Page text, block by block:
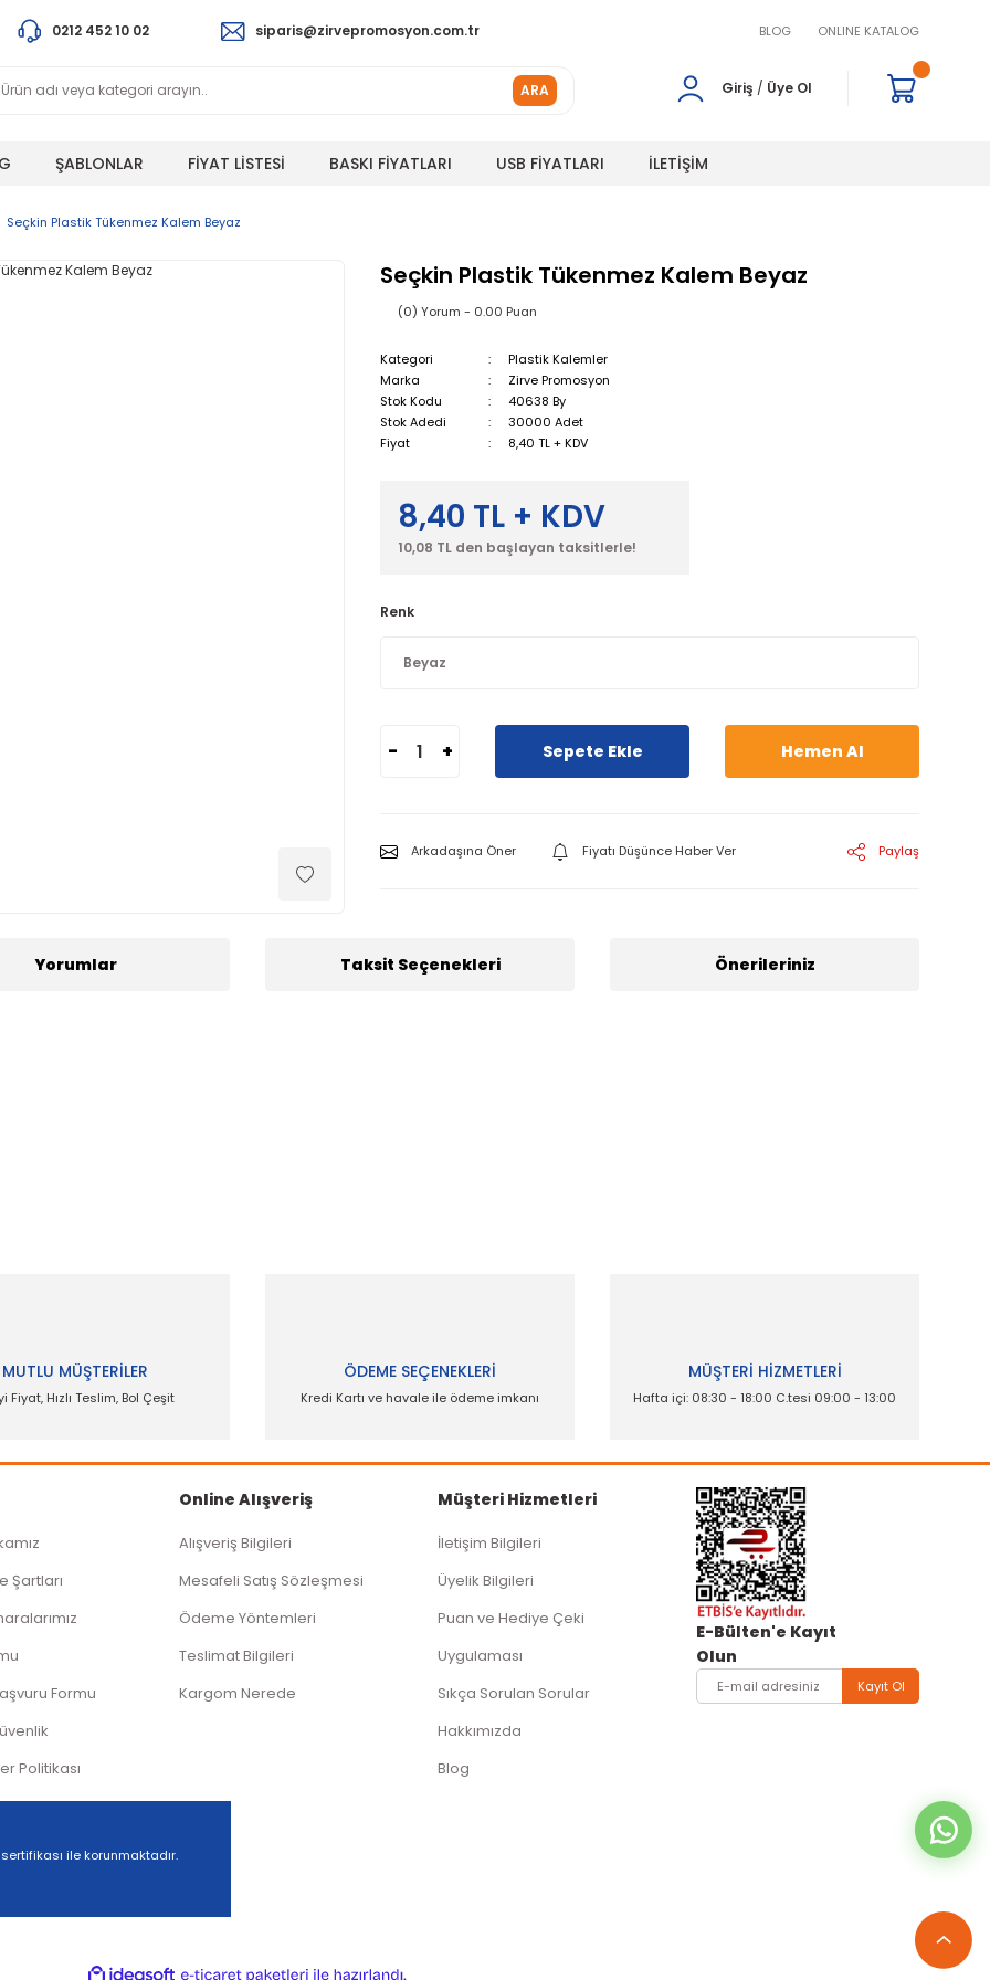
0212 452 10 02 siparis@zirvepromosyon.com.tr
ARA
BLOG ONLINE KATALOG
Giriş / Üye Ol
ŞABLONLAR FİYAT LİSTESİ BASKI FİYATLARI USB FİYATLARI İLETİŞİM
Seçkin Plastik Tükenmez Kalem Beyaz
Seçkin Plastik Tükenmez Kalem Beyaz
(0) Yorum - 0.00 Puan
Kategori
Plastik Kalemler
Marka
Zirve Promosyon
Stok Kodu
40638 By
Stok Adedi
30000 Adet
Fiyat
8,40 TL + KDV
8,40 TL + KDV
10,08 TL den başlayan taksitlerle!
Renk
- + Sepete Ekle Hemen Al
Arkadaşına Öner Fiyatı Düşünce Haber Ver Paylaş
Yorumlar Taksit Seçenekleri Önerileriniz
Gönder
MUTLU MÜŞTERİLER
Fiyat, Hızlı Teslim, Bol Çeşit
ÖDEME SEÇENEKLERİ
Kredi Kartı ve havale ile ödeme imkanı
MÜŞTERİ HİZMETLERİ
Hafta içi: 08:30 - 18:00 C.tesi 09:00 - 13:00
Şartları
Formu
Politikası
Online Alışveriş
Alışveriş Bilgileri
Mesafeli Satış Sözleşmesi
Ödeme Yöntemleri
Teslimat Bilgileri
Kargom Nerede
Müşteri Hizmetleri
İletişim Bilgileri
Üyelik Bilgileri
Puan ve Hediye Çeki
Uygulaması
Sıkça Sorulan Sorular
Hakkımızda
Blog
E-Bülten'e Kayıt
Olun
Kayıt Ol
ile korunmaktadır.
ideasoft e-